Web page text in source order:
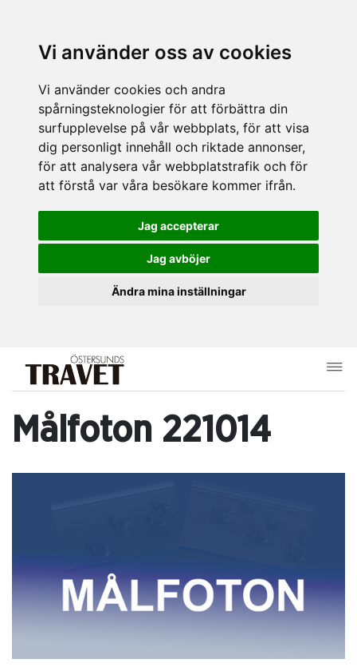
Vi använder oss av cookies
Vi använder cookies och andra
spårningsteknologier för att förbättra din
surfupplevelse på vår webbplats, för att visa
dig personligt innehåll och riktade annonser,
för att analysera vår webbplatstrafik och för
att förstå var våra besökare kommer ifrån.
Jag accepterar
Jag avböjer
Ändra mina inställningar
Målfoton 221014